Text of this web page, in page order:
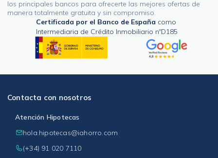
los principales bancos para ofrecerte las mejores ofertas de
manera totalmente gratuita y sin compromiso.
Certificada por el Banco de España como
Intermediaria de Crédito Inmobiliario nºD185
Contacta con nosotros
Atención Hipotecas
hola.hipotecas@iahorro.com
(+34) 91 020 7110